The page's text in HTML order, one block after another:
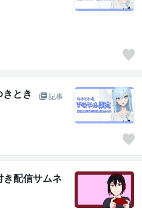
とき
記事
配信サムネ